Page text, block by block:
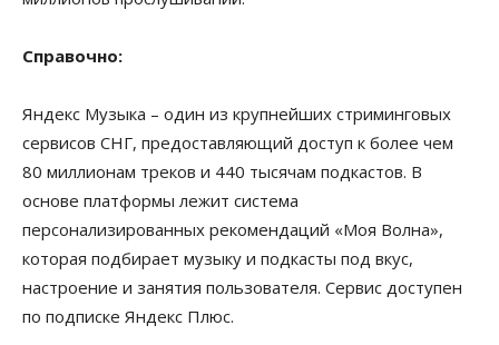
Справочно:
Яндекс Музыка – один из крупнейших стриминговых
сервисов СНГ, предоставляющий доступ к более чем
80 миллионам треков и 440 тысячам подкастов. В
основе платформы лежит система
персонализированных рекомендаций «Моя Волна»,
которая подбирает музыку и подкасты под вкус,
настроение и занятия пользователя. Сервис доступен
по подписке Яндекс Плюс.